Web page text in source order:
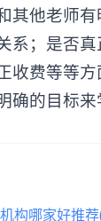
其他老师
系；是否
收费等等
确的目标来
构哪家好推